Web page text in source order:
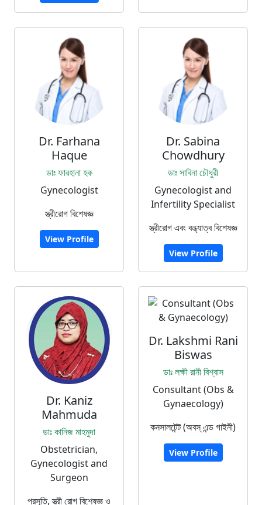
Dr. Farhana
Haque
ডাঃ ফারহানা হক
Gynecologist
স্ত্রীরোগ বিশেষজ্ঞ
View Profile
Dr. Sabina
Chowdhury
ডাঃ সাবিনা চৌধুরী
Gynecologist and
Infertility Specialist
স্ত্রীরোগ এবং বন্ধ্যাত্ব বিশেষজ্ঞ
View Profile
Dr. Kaniz
Mahmuda
ডাঃ কানিজ মাহমুদা
Obstetrician,
Gynecologist and
Surgeon
প্রসূতি, স্ত্রী রোগ বিশেষজ্ঞ ও
Dr. Lakshmi Rani
Biswas
ডাঃ লক্ষী রানী বিশ্বাস
Consultant (Obs &
Gynaecology)
কনসালটেন্ট (অবস্ এন্ড গাইনী)
View Profile